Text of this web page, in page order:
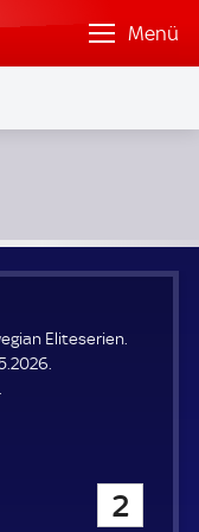
Menü
Eliteserien.
2